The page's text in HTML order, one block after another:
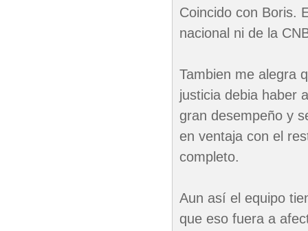
Coincido con Boris.
nacional ni de la
Tambien me alegra
justicia debia haber
gran desempeño y
en ventaja con el
completo.
Aun así el equipo
que eso fuera a